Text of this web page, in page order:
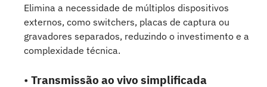
Elimina a necessidade de múltiplos dispositivos
externos, como switchers, placas de captura ou
gravadores separados, reduzindo o investimento e a
complexidade técnica.
• Transmissão ao vivo simplificada